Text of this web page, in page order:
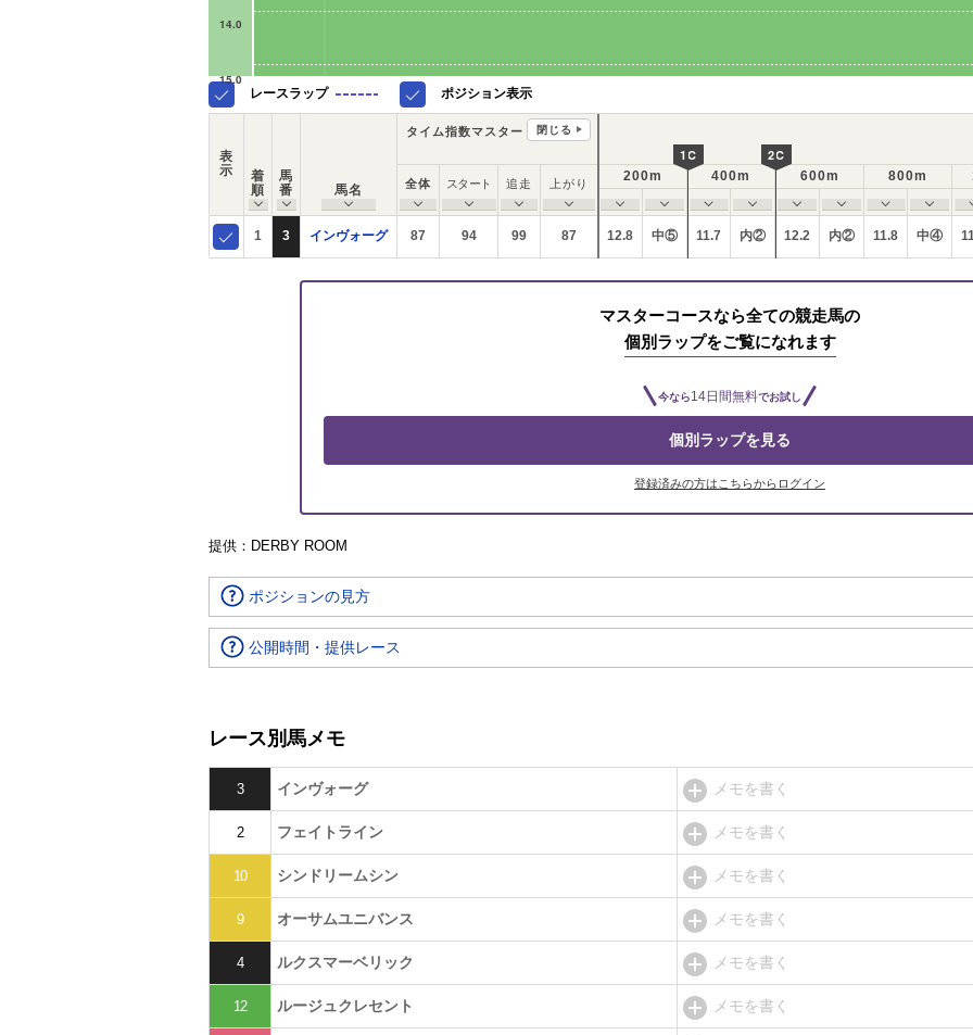
14.0
15.0
レースラップ ポジション表示
表
示
着
順
馬
番
馬名
タイム指数マスター 閉じる
全体 スタート 追走 上がり 200m
1C
400m
2C
600m 800m
1 3 インヴォーグ 87 94 99 87 12.8 中⑤ 11.7 内② 12.2 内② 11.8 中④
マスターコースなら全ての競走馬の
個別ラップをご覧になれます
今なら14日間無料でお試し
個別ラップを見る
登録済みの方はこちらからログイン
提供：DERBY ROOM
ポジションの見方
公開時間・提供レース
レース別馬メモ
3 インヴォーグ メモを書く
2 フェイトライン メモを書く
10 シンドリームシン メモを書く
9 オーサムユニバンス メモを書く
4 ルクスマーベリック メモを書く
12 ルージュクレセント メモを書く